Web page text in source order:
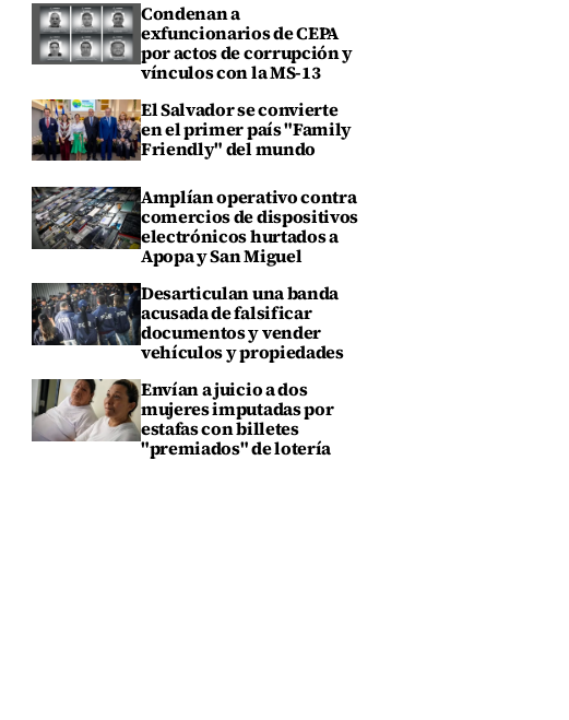
Condenan a
exfuncionarios de CEPA
por actos de corrupción y
vínculos con la MS-13
El Salvador se convierte
en el primer país "Family
Friendly" del mundo
Amplían operativo contra
comercios de dispositivos
electrónicos hurtados a
Apopa y San Miguel
Desarticulan una banda
acusada de falsificar
documentos y vender
vehículos y propiedades
Envían a juicio a dos
mujeres imputadas por
estafas con billetes
"premiados" de lotería